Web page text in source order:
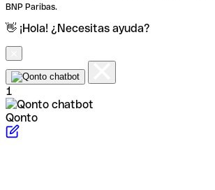
BNP Paribas.
👋 ¡Hola! ¿Necesitas ayuda?
1
Qonto